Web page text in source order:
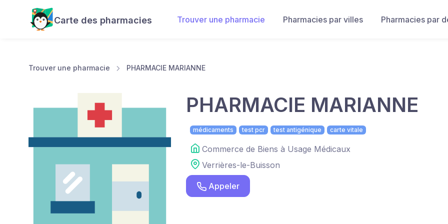
Carte des pharmacies Trouver une pharmacie Pharmacies par villes Pharmacies par
Trouver une pharmacie PHARMACIE MARIANNE
PHARMACIE MARIANNE
médicaments test pcr test antigénique carte vitale
Commerce de Biens à Usage Médicaux
Verrières-le-Buisson
Appeler